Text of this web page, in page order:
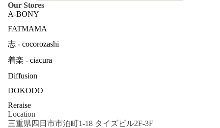
Our Stores
A-BONY
FATMAMA
志 - cocorozashi
着楽 - ciacura
Diffusion
DOKODO
Reraise
Location
三重県四日市市泊町1-18 タイズビル2F-3F